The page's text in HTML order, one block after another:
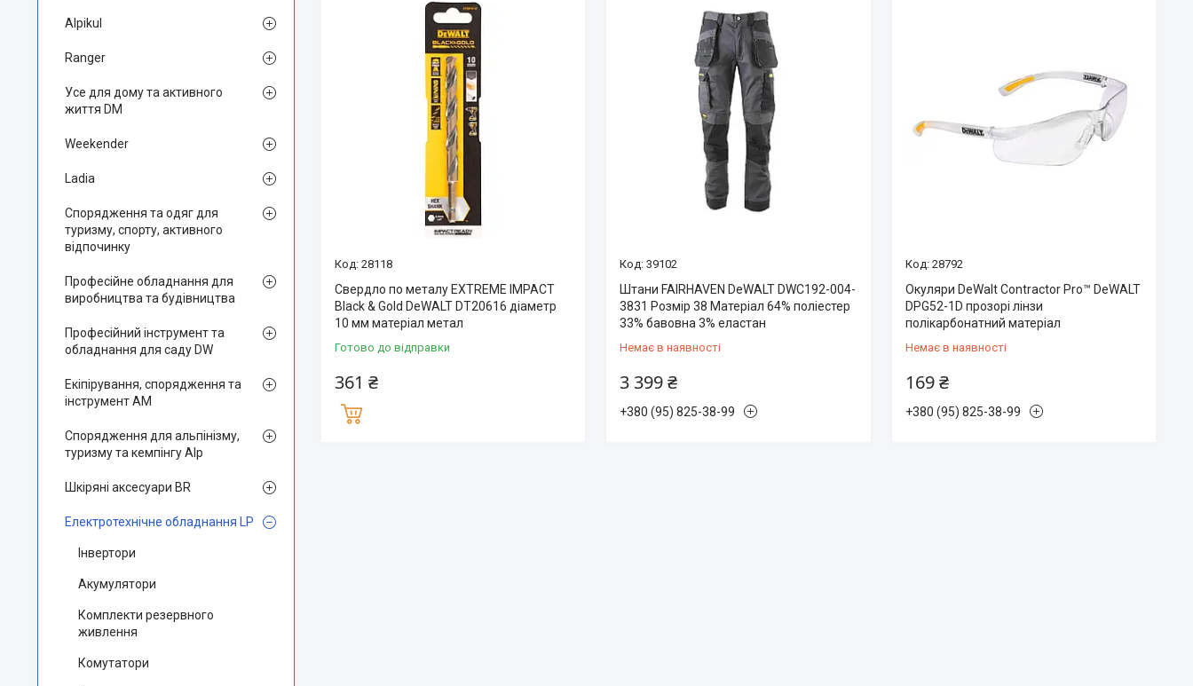
28118
Свердло по металу EXTREME IMPACT
Black & Gold DeWALT DT20616 діаметр
10 мм матеріал метал
Готово до відправки
361 ₴
39102
Штани FAIRHAVEN DeWALT DWC192-004-
3831 Розмір 38 Матеріал 64% поліестер
33% бавовна 3% еластан
Немає в наявності
3 399 ₴
+380 (95) 825-38-99
28792
Окуляри DeWalt Contractor Pro™ DeWALT
DPG52-1D прозорі лінзи
полікарбонатний матеріал
Немає в наявності
169 ₴
+380 (95) 825-38-99
Alpikul
Ranger
Усе для дому та активного
життя DM
Weekender
Ladia
Спорядження та одяг для
туризму, спорту, активного
відпочинку
Професійне обладнання для
виробництва та будівництва
Професійний інструмент та
обладнання для саду DW
Екіпірування, спорядження та
інструмент AM
Спорядження для альпінізму,
туризму та кемпінгу Alp
Шкіряні аксесуари BR
Електротехнічне обладнання LP
Інвертори
Акумулятори
Комплекти резервного
живлення
Комутатори